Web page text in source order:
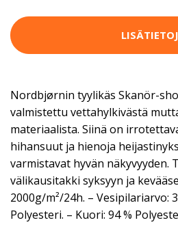
Nordbjørnin tyylikäs Skanör-
valmistettu vettahylkivästä
materiaalista. Siinä on
hihansuut ja hienoja
varmistavat hyvän näkyvyyden.
välikausitakki syksyyn ja
2000g/m²/24h. – Vesipilariarvo:
Polyesteri. – Kuori: 94 %